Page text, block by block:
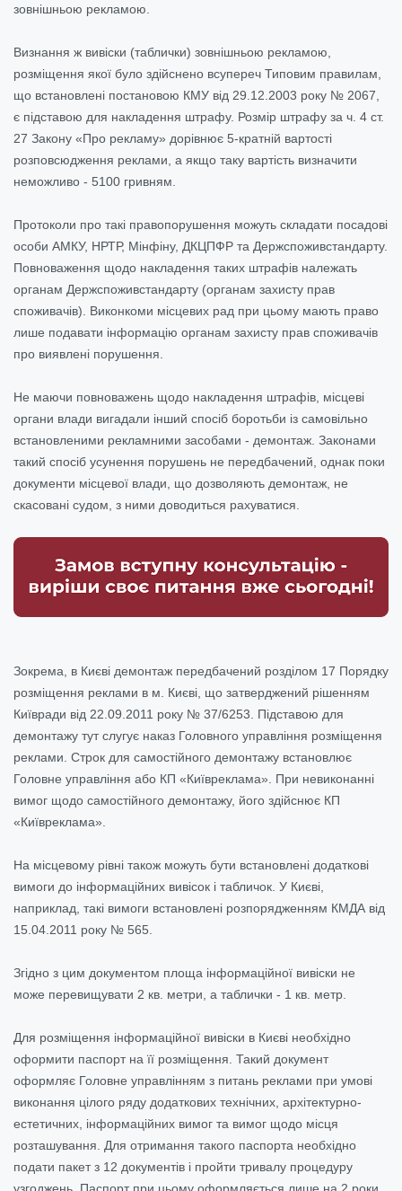
зовнішньою рекламою.
Визнання ж вивіски (таблички) зовнішньою рекламою,
розміщення якої було здійснено всупереч Типовим правилам,
що встановлені постановою КМУ від 29.12.2003 року № 2067,
є підставою для накладення штрафу. Розмір штрафу за ч. 4 ст.
27 Закону «Про рекламу» дорівнює 5-кратній вартості
розповсюдження реклами, а якщо таку вартість визначити
неможливо - 5100 гривням.
Протоколи про такі правопорушення можуть складати посадові
особи АМКУ, НРТР, Мінфіну, ДКЦПФР та Держспоживстандарту.
Повноваження щодо накладення таких штрафів належать
органам Держспоживстандарту (органам захисту прав
споживачів). Виконкоми місцевих рад при цьому мають право
лише подавати інформацію органам захисту прав споживачів
про виявлені порушення.
Не маючи повноважень щодо накладення штрафів, місцеві
органи влади вигадали інший спосіб боротьби із самовільно
встановленими рекламними засобами - демонтаж. Законами
такий спосіб усунення порушень не передбачений, однак поки
документи місцевої влади, що дозволяють демонтаж, не
скасовані судом, з ними доводиться рахуватися.
Зокрема, в Києві демонтаж передбачений розділом 17 Порядку
розміщення реклами в м. Києві, що затверджений рішенням
Київради від 22.09.2011 року № 37/6253. Підставою для
демонтажу тут слугує наказ Головного управління розміщення
реклами. Строк для самостійного демонтажу встановлює
Головне управління або КП «Київреклама». При невиконанні
вимог щодо самостійного демонтажу, його здійснює КП
«Київреклама».
На місцевому рівні також можуть бути встановлені додаткові
вимоги до інформаційних вивісок і табличок. У Києві,
наприклад, такі вимоги встановлені розпорядженням КМДА від
15.04.2011 року № 565.
Згідно з цим документом площа інформаційної вивіски не
може перевищувати 2 кв. метри, а таблички - 1 кв. метр.
Для розміщення інформаційної вивіски в Києві необхідно
оформити паспорт на її розміщення. Такий документ
оформляє Головне управлінням з питань реклами при умові
виконання цілого ряду додаткових технічних, архітектурно-
естетичних, інформаційних вимог та вимог щодо місця
розташування. Для отримання такого паспорта необхідно
подати пакет з 12 документів і пройти тривалу процедуру